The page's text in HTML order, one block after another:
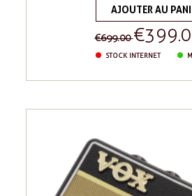
AJOUTER AU
Regular
€699.00Price
STOCK INTERNET